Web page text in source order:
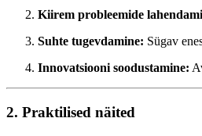
Kiirem probleemide
Suhte tugevdamine: Sügav
Innovatsiooni soodustamine:
2. Praktilised näited